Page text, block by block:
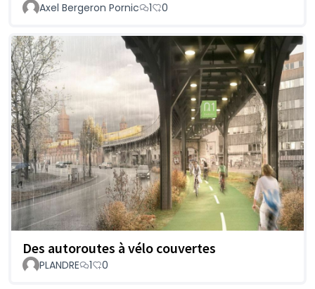
Axel Bergeron Pornic 1 0
Des autoroutes à vélo couvertes
PLANDRE 1 0